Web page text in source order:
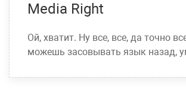
Media Right
Ой, хватит. Ну все, все, да точно
можешь засовывать язык назад,